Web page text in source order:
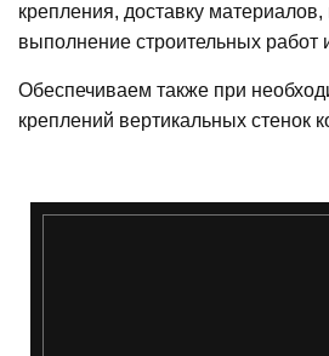
крепления, доставку
выполнение строительных работ
Обеспечиваем также при
креплений вертикальных стенок